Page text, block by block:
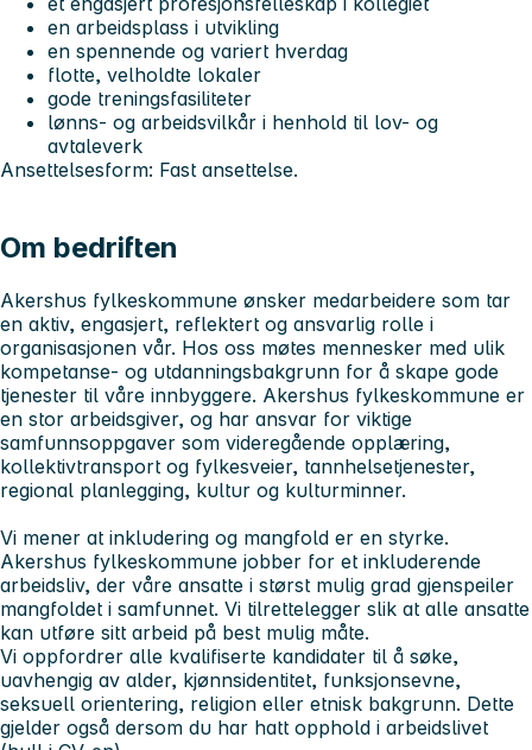
en arbeidsplass i utvikling
en spennende og variert hverdag
flotte, velholdte lokaler
gode treningsfasiliteter
lønns- og arbeidsvilkår i henhold til lov- og
avtaleverk
Ansettelsesform: Fast ansettelse.
Om bedriften
Akershus fylkeskommune ønsker medarbeidere som tar
en aktiv, engasjert, reflektert og ansvarlig rolle i
organisasjonen vår. Hos oss møtes mennesker med ulik
kompetanse- og utdanningsbakgrunn for å skape gode
tjenester til våre innbyggere. Akershus fylkeskommune er
en stor arbeidsgiver, og har ansvar for viktige
samfunnsoppgaver som videregående opplæring,
kollektivtransport og fylkesveier, tannhelsetjenester,
regional planlegging, kultur og kulturminner.
Vi mener at inkludering og mangfold er en styrke.
Akershus fylkeskommune jobber for et inkluderende
arbeidsliv, der våre ansatte i størst mulig grad gjenspeiler
mangfoldet i samfunnet. Vi tilrettelegger slik at alle ansatte
kan utføre sitt arbeid på best mulig måte.
Vi oppfordrer alle kvalifiserte kandidater til å søke,
uavhengig av alder, kjønnsidentitet, funksjonsevne,
seksuell orientering, religion eller etnisk bakgrunn. Dette
gjelder også dersom du har hatt opphold i arbeidslivet